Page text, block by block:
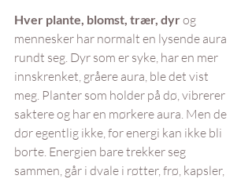
Hver plante, blomst, trær, dyr og
mennesker har normalt en lysende aura
rundt seg. Dyr som er syke, har en mer
innskrenket, gråere aura, ble det vist
meg. Planter som holder på dø, vibrerer
saktere og har en mørkere aura. Men de
dør egentlig ikke, for energi kan ikke bli
borte. Energien bare trekker seg
sammen, går i dvale i røtter, frø, kapsler,